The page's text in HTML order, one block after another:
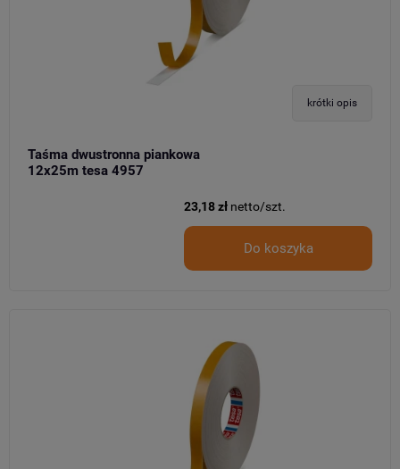
krótki opis
Taśma dwustronna piankowa
12x25m tesa 4957
23,18 zł netto/szt.
Do koszyka